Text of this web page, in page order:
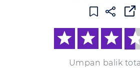
Umpan balik total